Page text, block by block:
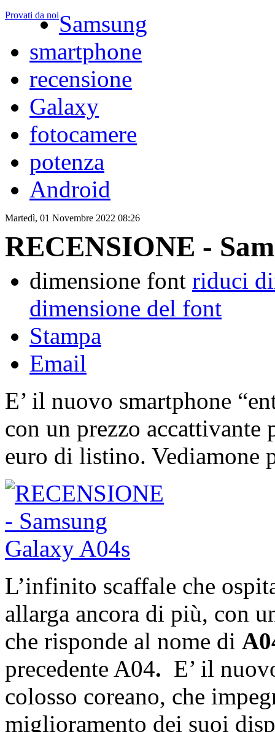
Provati da noiSamsung
smartphone
recensione
Galaxy
fotocamere
potenza
Android
Martedì, 01 Novembre 2022 08:26
RECENSIONE -
dimensione font riduci
dimensione del font
Stampa
Email
E’ il nuovo smartphone
con un prezzo
euro di listino. Vediamone
L’infinito scaffale che
allarga ancora di più, con
che risponde al nome di
precedente A04. E’ il
colosso coreano, che
miglioramento dei suoi